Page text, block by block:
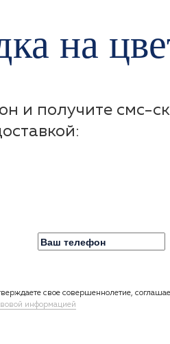
на
и получите смс-
свое совершеннолетие,
информацией